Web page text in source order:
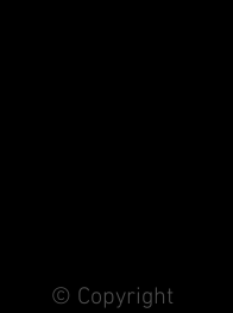
© Copyright